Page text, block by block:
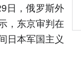
日，俄罗斯外
，东京审判在
日本军国主义